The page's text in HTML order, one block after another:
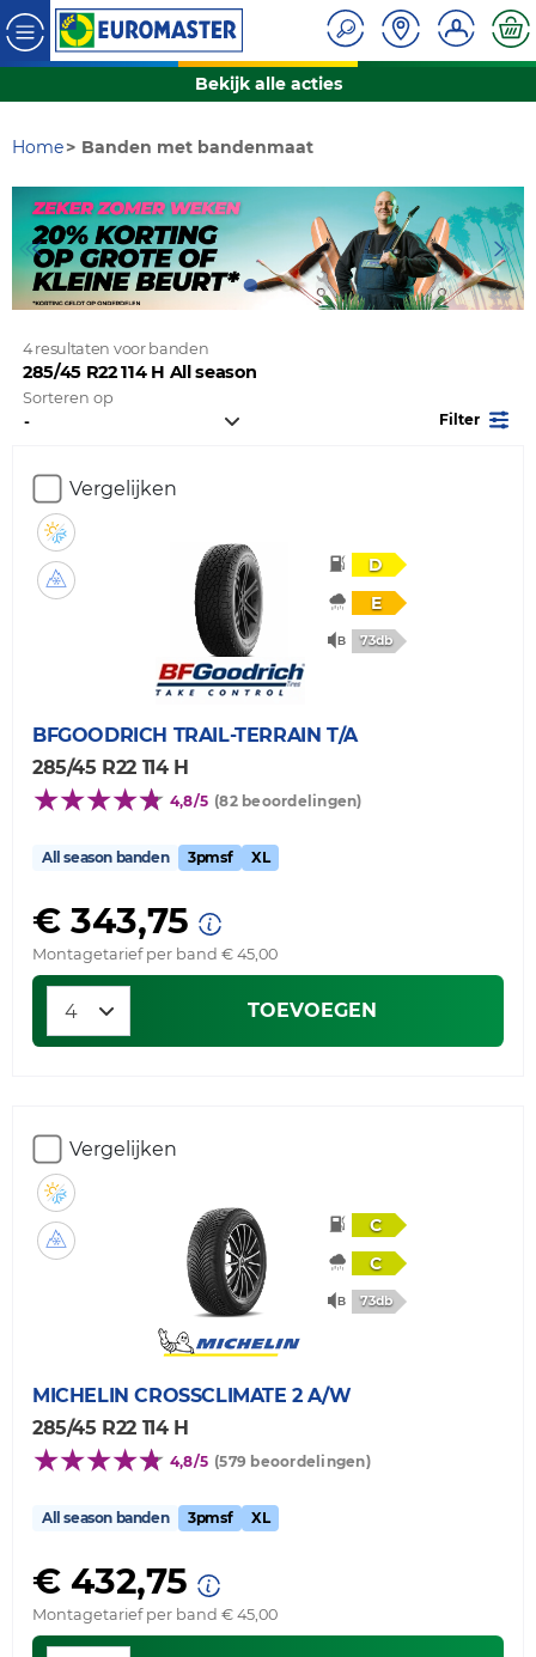
Bekijk alle acties
Home Banden met bandenmaat
4 resultaten voor banden
285/45 R22 114 H All season
Sorteren op
Filter
Vergelijken
D
E
73db
BFGOODRICH TRAIL-TERRAIN T/A
285/45 R22 114 H
4,8/5 (82 beoordelingen)
All season banden 3pmsf XL
€ 343,75
Montagetarief per band € 45,00
TOEVOEGEN
Vergelijken
C
C
73db
MICHELIN CROSSCLIMATE 2 A/W
285/45 R22 114 H
4,8/5 (579 beoordelingen)
All season banden 3pmsf XL
€ 432,75
Montagetarief per band € 45,00